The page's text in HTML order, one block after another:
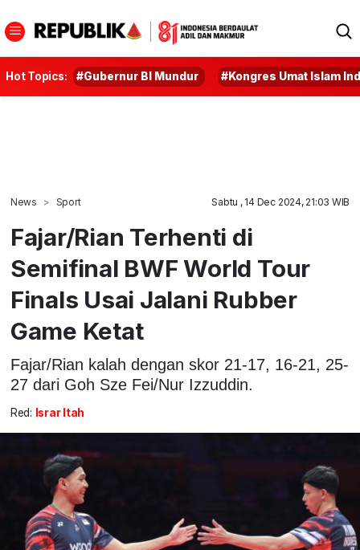
Hot Topics: #Gubernur BI Mundur #Kongres Umat Islam
News Sport Sabtu , 14 Dec 2024, 21:03 WIB
Fajar/Rian Terhenti di
Semifinal BWF World Tour
Finals Usai Jalani Rubber
Game Ketat
Fajar/Rian kalah dengan skor 21-17, 16-21, 25-
27 dari Goh Sze Fei/Nur Izzuddin.
Red: Israr Itah